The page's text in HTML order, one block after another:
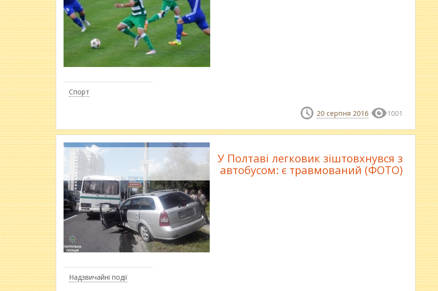
Спорт
20 серпня 2016 1001
Надзвичайні події
У Полтаві легковик зіштовхнувся з
автобусом: є травмований (ФОТО)